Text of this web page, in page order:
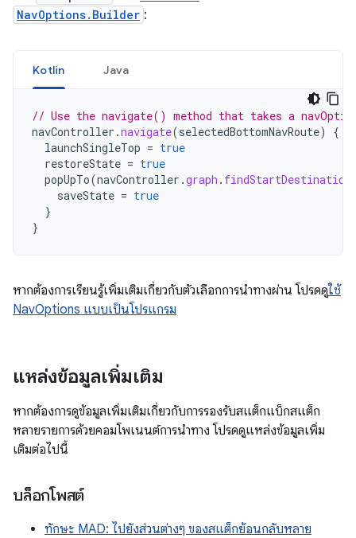
NavOptions.Builder :
Kotlin Java
// Use the navigate() method that takes a
navController .navigate(selectedBottomNavRoute)
{
launchSingleTop = true
restoreState = true
popUpTo(navController .graph . findStartDestination
saveState = true
}
}
หากต้องการเรียนรู้เพิ่มเติมเกี่ยวกับตัวเลือกการนำทางผ่าน โปรดดูใช้
NavOptions แบบเป็นโปรแกรม
แหล่งข้อมูลเพิ่มเติม
หากต้องการดูข้อมูลเพิ่มเติมเกี่ยวกับการรองรับสแต็กแบ็กสแต็ก
หลายรายการด้วยคอมโพเนนต์การนำทาง โปรดดูแหล่งข้อมูลเพิ่ม
เติมต่อไปนี้
บล็อกโพสต์
ทักษะ MAD: ไปยังส่วนต่างๆ ของสแต็กย้อนกลับหลาย